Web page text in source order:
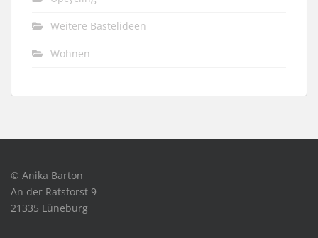
Weitere Bastelideen
Wohnen
© Anika Barton
An der Ratsforst 9
21335 Lüneburg